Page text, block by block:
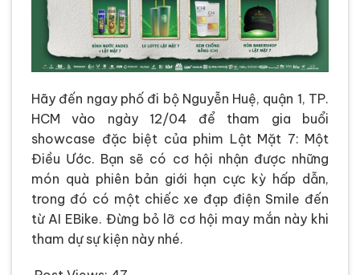
Hãy đến ngay phố đi bộ Nguyễn Huệ, quận 1, TP.
HCM vào ngày 12/04 để tham gia buổi
showcase đặc biệt của phim Lật Mặt 7: Một
Điều Ước. Bạn sẽ có cơ hội nhận được những
món quà phiên bản giới hạn cực kỳ hấp dẫn,
trong đó có một chiếc xe đạp điện Smile đến
từ AI EBike. Đừng bỏ lỡ cơ hội may mắn này khi
tham dự sự kiện này nhé.